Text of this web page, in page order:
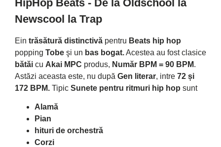
HipHop Beats - De la Oldschool la
Newscool la Trap
Ein trăsătură distinctivă pentru Beats hip hop
popping Tobe şi un bas bogat.Acestea au fost clasice
bătăi cu Akai MPC produs, Număr BPM = 90 BPM.
Astăzi aceasta este, nu după Gen literar, intre 72 și
172 BPM. Tipic Sunete pentru ritmuri hip hop sunt
Alamă
Pian
hituri de orchestră
Corzi